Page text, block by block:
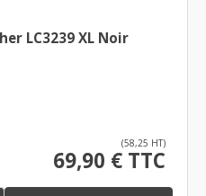
LC3239 XL Noir
(58,25 HT)
69,90 € TTC